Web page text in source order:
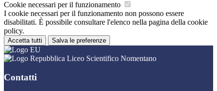
Cookie necessari per il funzionamento
I cookie necessari per il funzionamento non possono essere
disabilitati. È possibile consultare l'elenco nella pagina della cookie
policy.
Accetta tutti Salva le preferenze
Liceo Scientifico Nomentano
Contatti